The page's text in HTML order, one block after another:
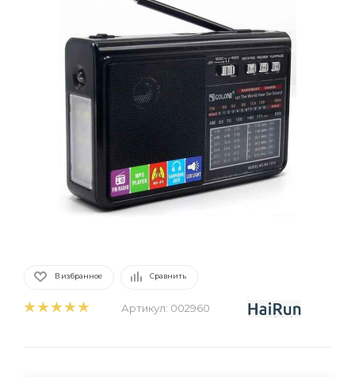
В избранное Сравнить
Артикул: 002960